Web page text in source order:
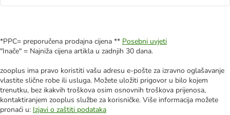
*PPC= preporučena prodajna cijena ** Posebni uvjeti
"Inače" = Najniža cijena artikla u zadnjih 30 dana.
zooplus ima pravo koristiti vašu adresu e-pošte za izravno oglašavanje
vlastite slične robe ili usluga. Možete uložiti prigovor u bilo kojem
trenutku, bez ikakvih troškova osim osnovnih troškova prijenosa,
kontaktiranjem zooplus službe za korisničke. Više informacija možete
pronaći u: Izjavi o zaštiti podataka